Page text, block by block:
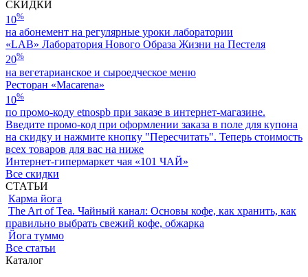
СКИДКИ
10%
на абонемент на регулярные уроки лаборатории
«LAB» Лаборатория Нового Образа Жизни на Пестеля
20%
на вегетарианское и сыроедческое меню
Ресторан «Macarena»
10%
по промо-коду etnospb при заказе в интернет-магазине.
Введите промо-код при оформлении заказа в поле для купона
на скидку и нажмите кнопку "Пересчитать". Теперь стоимость
всех товаров для вас на ниже
Интернет-гипермаркет чая «101 ЧАЙ»
Все скидки
СТАТЬИ
Карма йога
The Art of Tea. Чайный канал: Основы кофе, как хранить, как
правильно выбрать свежий кофе, обжарка
Йога туммо
Все статьи
Каталог